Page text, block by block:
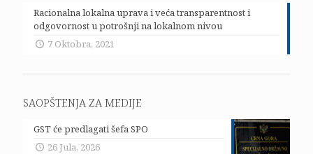
Racionalna lokalna uprava i veća transparentnost i
odgovornost u potrošnji na lokalnom nivou
7 Oktobra, 2021
SAOPŠTENJA ZA MEDIJE
GST će predlagati šefa SPO
26 Jula, 2026